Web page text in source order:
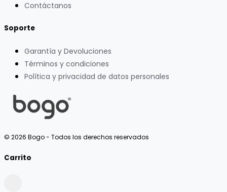
Contáctanos
Soporte
Garantía y Devoluciones
Términos y condiciones
Política y privacidad de datos personales
© 2026 Bogo - Todos los derechos reservados
Carrito